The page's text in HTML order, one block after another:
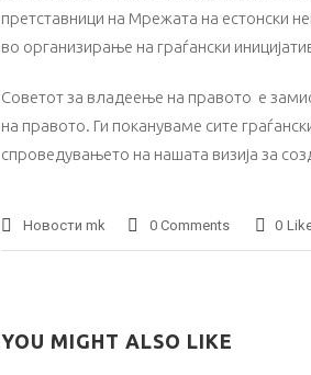
претставници на Мрежата на естонски
во организирање на граѓански
Советот за владеење на правото е
на правото. Ги покануваме сите
спроведувањето на нашата визија за
Новости mk 0 Comments 0
YOU MIGHT ALSO LIKE